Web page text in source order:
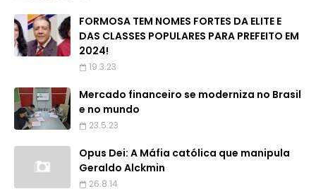
FORMOSA TEM NOMES FORTES DA ELITE E
DAS CLASSES POPULARES PARA PREFEITO EM
2024!
19.3.23
Mercado financeiro se moderniza no Brasil
e no mundo
23.5.23
Opus Dei: A Máfia católica que manipula
Geraldo Alckmin
26.8.14